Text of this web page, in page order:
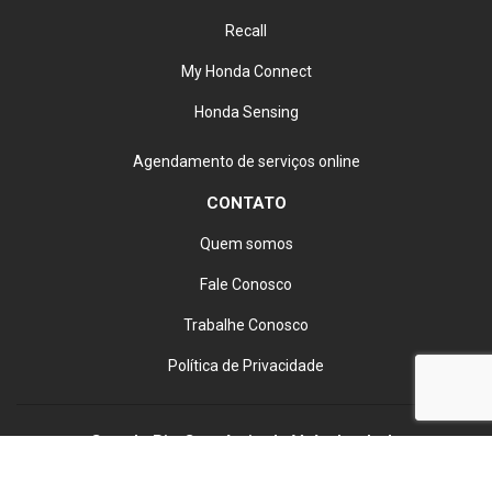
Recall
My Honda Connect
Honda Sensing
Agendamento de serviços online
CONTATO
Quem somos
Fale Conosco
Trabalhe Conosco
Política de Privacidade
Grande Rio Comércio de Veículos Ltda